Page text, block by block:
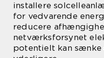
installere
for vedvarende
reducere
netværksforsynet
potentielt kan